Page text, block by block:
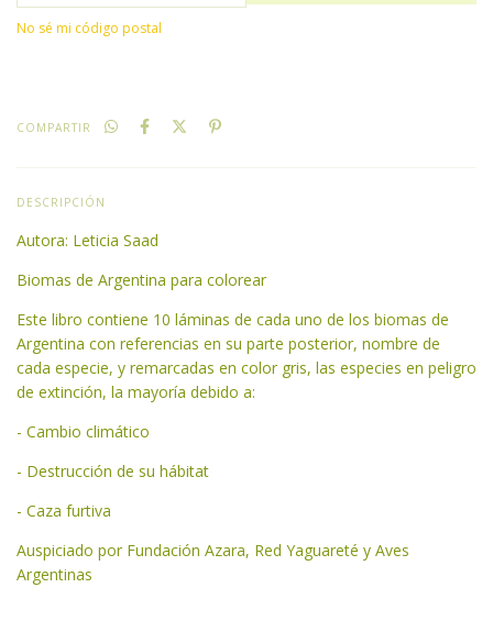
No sé mi código postal
COMPARTIR
DESCRIPCIÓN
Autora: Leticia Saad
Biomas de Argentina para colorear
Este libro contiene 10 láminas de cada uno de los biomas de
Argentina con referencias en su parte posterior, nombre de
cada especie, y remarcadas en color gris, las especies en peligro
de extinción, la mayoría debido a:
- Cambio climático
- Destrucción de su hábitat
- Caza furtiva
Auspiciado por Fundación Azara, Red Yaguareté y Aves
Argentinas